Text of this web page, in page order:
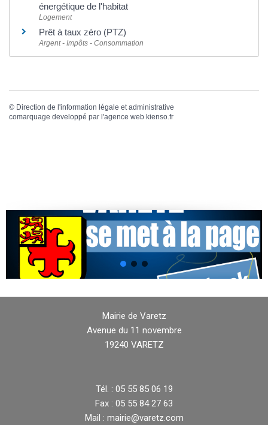
énergétique de l'habitat
Logement
Prêt à taux zéro (PTZ)
Argent - Impôts - Consommation
© Direction de l'information légale et administrative
comarquage developpé par l'agence web kienso.fr
Mairie de Varetz
Avenue du 11 novembre
19240 VARETZ
Tél. : 05 55 85 06 19
Fax : 05 55 84 27 63
Mail : mairie@varetz.com